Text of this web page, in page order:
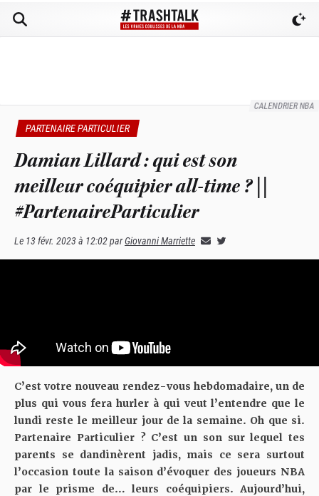
CALENDRIER NBA
PARTENAIRE PARTICULIER
Damian Lillard : qui est son
meilleur coéquipier all-time ? ||
#PartenaireParticulier
Le 13 févr. 2023 à 12:02parGiovanni Marriette
C’est votre nouveau rendez-vous hebdomadaire, un de
plus qui vous fera hurler à qui veut l’entendre que le
lundi reste le meilleur jour de la semaine. Oh que si.
Partenaire Particulier ? C’est un son sur lequel tes
parents se dandinèrent jadis, mais ce sera surtout
l’occasion toute la saison d’évoquer des joueurs NBA
par le prisme de… leurs coéquipiers. Aujourd’hui,